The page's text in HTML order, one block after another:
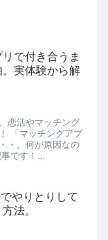
で付き合うま
実体験から解
恋活やマッチング
「マッチングアプ
・。何が原因なの
です！...
やりとりして
法。